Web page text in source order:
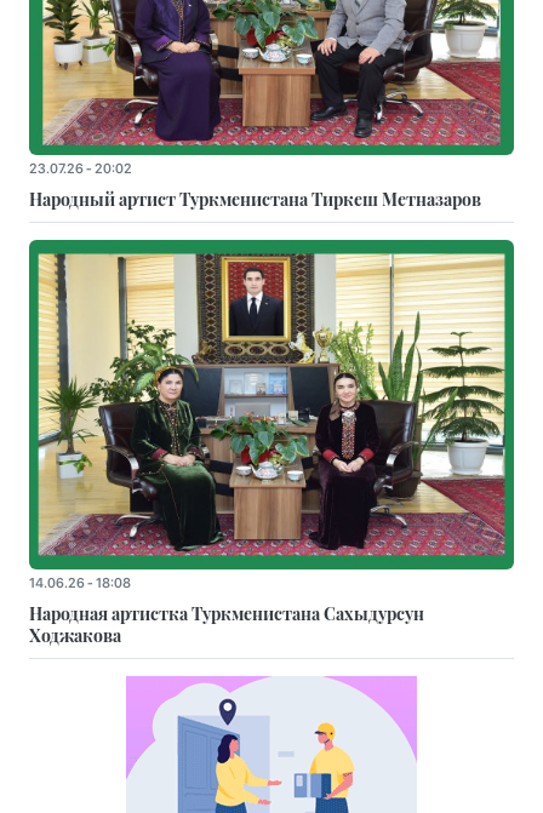
23.07.26 - 20:02
Народный артист Туркменистана Тиркеш Мeтназаров
14.06.26 - 18:08
Народная артистка Туркменистана Сахыдурсун
Ходжакова